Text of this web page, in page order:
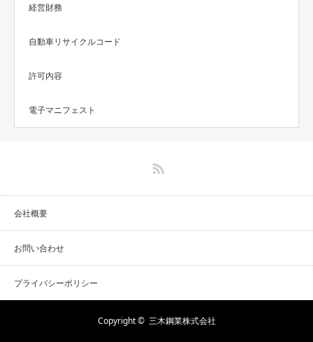
経営財務
自動車リサイクルコード
許可内容
電子マニフェスト
会社概要
お問い合わせ
プライバシーポリシー
Copyright © 三木鋼業株式会社